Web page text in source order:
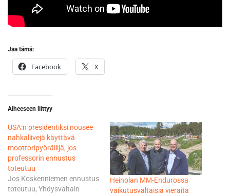
Jaa tämä:
Facebook X
Aiheeseen liittyy
USA:n presidentiksi nousee
nahkaliivejä käyttävä
moottoripyöräilijä, jos
professorin ennustus
toteutuu
Jos Koskenniemen ennustus
toteutuu, Yhdysvaltain
Heinolan MM-Endurossa
vaikutusvaltaisia vieraita